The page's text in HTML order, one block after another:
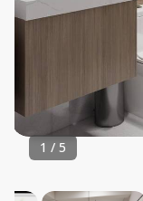
1 / 5